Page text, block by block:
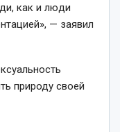
как и люди
— заявил
природу своей